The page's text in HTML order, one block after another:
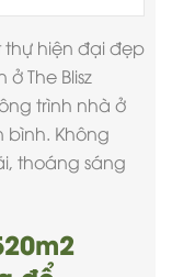
thự hiện đại đẹp
The Blisz
trình nhà ở
bình. Không
thoáng sáng